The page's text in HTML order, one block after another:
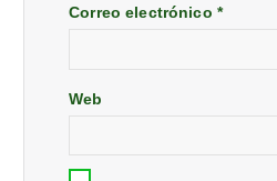
Correo electrónico *
Web